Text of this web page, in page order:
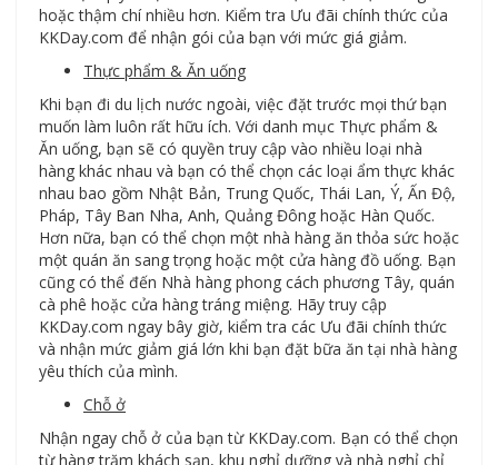
hoặc thậm chí nhiều hơn. Kiểm tra Ưu đãi chính thức của
KKDay.com để nhận gói của bạn với mức giá giảm.
Thực phẩm & Ăn uống
Khi bạn đi du lịch nước ngoài, việc đặt trước mọi thứ bạn
muốn làm luôn rất hữu ích. Với danh mục Thực phẩm &
Ăn uống, bạn sẽ có quyền truy cập vào nhiều loại nhà
hàng khác nhau và bạn có thể chọn các loại ẩm thực khác
nhau bao gồm Nhật Bản, Trung Quốc, Thái Lan, Ý, Ấn Độ,
Pháp, Tây Ban Nha, Anh, Quảng Đông hoặc Hàn Quốc.
Hơn nữa, bạn có thể chọn một nhà hàng ăn thỏa sức hoặc
một quán ăn sang trọng hoặc một cửa hàng đồ uống. Bạn
cũng có thể đến Nhà hàng phong cách phương Tây, quán
cà phê hoặc cửa hàng tráng miệng. Hãy truy cập
KKDay.com ngay bây giờ, kiểm tra các Ưu đãi chính thức
và nhận mức giảm giá lớn khi bạn đặt bữa ăn tại nhà hàng
yêu thích của mình.
Chỗ ở
Nhận ngay chỗ ở của bạn từ KKDay.com. Bạn có thể chọn
từ hàng trăm khách sạn, khu nghỉ dưỡng và nhà nghỉ chỉ